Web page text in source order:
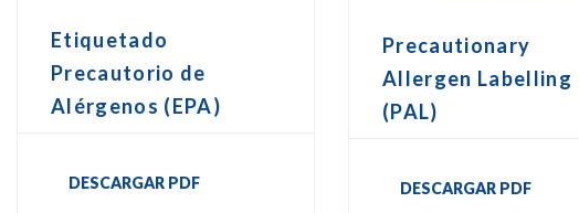
Etiquetado
Precautorio de
Alérgenos (EPA)
DESCARGAR PDF
Precautionary
Allergen Labelling
(PAL)
DESCARGAR PDF